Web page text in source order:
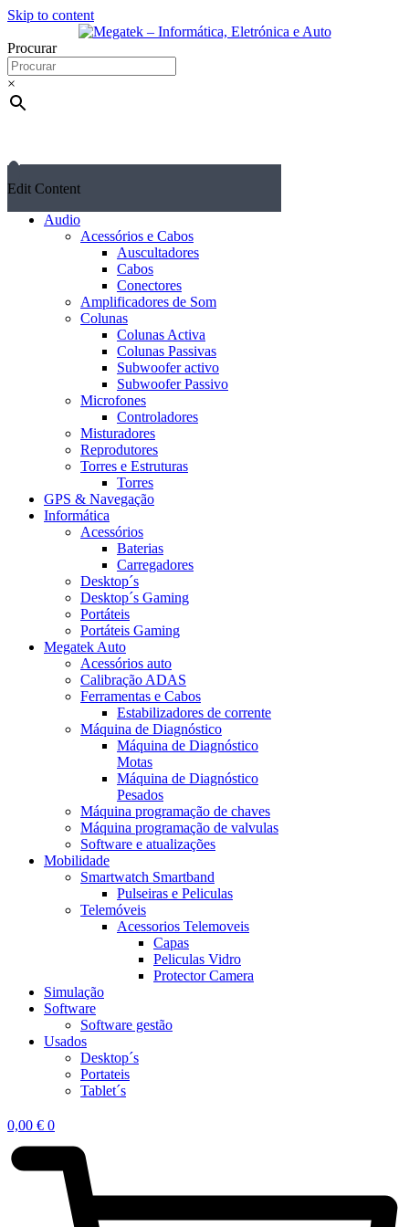
Skip to content
Procurar
×
Edit Content
Audio
Acessórios e Cabos
Auscultadores
Cabos
Conectores
Amplificadores de Som
Colunas
Colunas Activa
Colunas Passivas
Subwoofer activo
Subwoofer Passivo
Microfones
Controladores
Misturadores
Reprodutores
Torres e Estruturas
Torres
GPS & Navegação
Informática
Acessórios
Baterias
Carregadores
Desktop´s
Desktop´s Gaming
Portáteis
Portáteis Gaming
Megatek Auto
Acessórios auto
Calibração ADAS
Ferramentas e Cabos
Estabilizadores de corrente
Máquina de Diagnóstico
Máquina de Diagnóstico
Motas
Máquina de Diagnóstico
Pesados
Máquina programação de chaves
Máquina programação de valvulas
Software e atualizações
Mobilidade
Smartwatch Smartband
Pulseiras e Peliculas
Telemóveis
Acessorios Telemoveis
Capas
Peliculas Vidro
Protector Camera
Simulação
Software
Software gestão
Usados
Desktop´s
Portateis
Tablet´s
0,00 € 0